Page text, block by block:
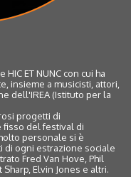
ET NUNC con cui ha
insieme a musicisti, attori,
dell'IREA (Istituto per la
progetti di
fisso del festival di
personale si è
di ogni estrazione sociale
Fred Van Hove, Phil
Elvin Jones e altri.